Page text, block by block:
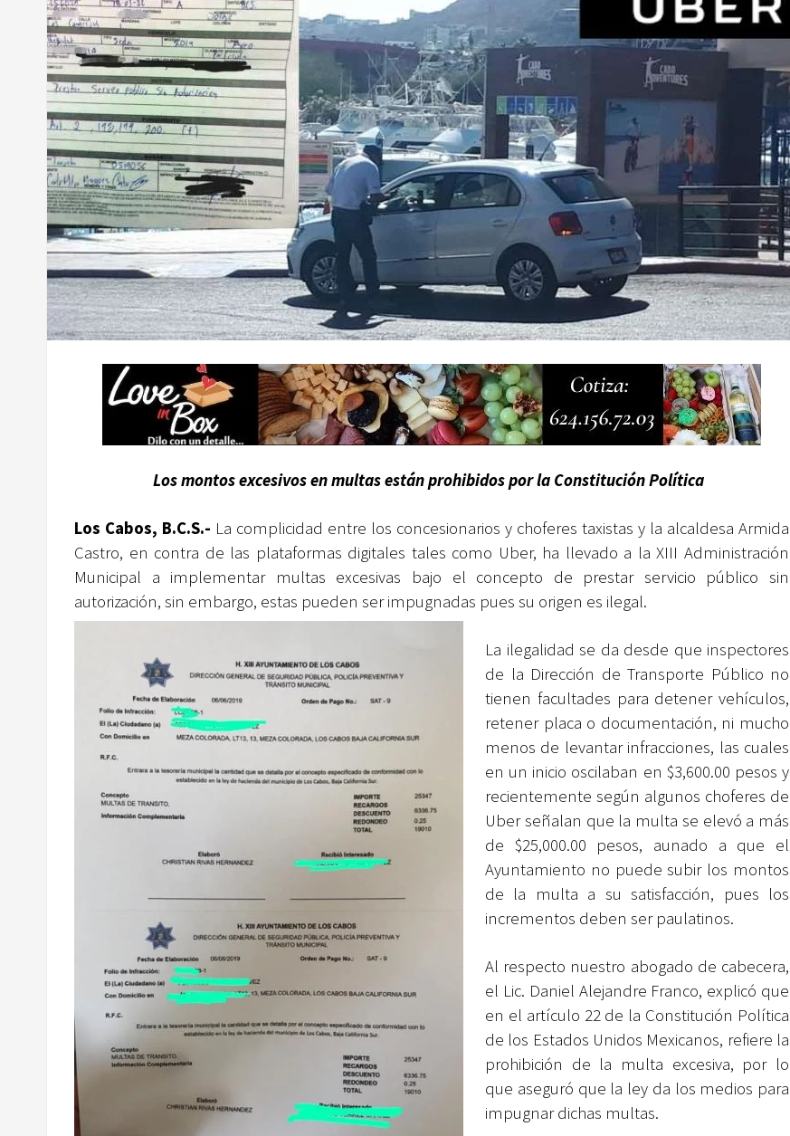
Los montos excesivos en multas están prohibidos por la Constitución Política
Los Cabos, B.C.S.- La complicidad entre los concesionarios y choferes taxistas y la alcaldesa Armida
Castro, en contra de las plataformas digitales tales como Uber, ha llevado a la XIII Administración
Municipal a implementar multas excesivas bajo el concepto de prestar servicio público sin
autorización, sin embargo, estas pueden ser impugnadas pues su origen es ilegal.
La ilegalidad se da desde que inspectores
de la Dirección de Transporte Público no
tienen facultades para detener vehículos,
retener placa o documentación, ni mucho
menos de levantar infracciones, las cuales
en un inicio oscilaban en $3,600.00 pesos y
recientemente según algunos choferes de
Uber señalan que la multa se elevó a más
de $25,000.00 pesos, aunado a que el
Ayuntamiento no puede subir los montos
de la multa a su satisfacción, pues los
incrementos deben ser paulatinos.
Al respecto nuestro abogado de cabecera,
el Lic. Daniel Alejandre Franco, explicó que
en el artículo 22 de la Constitución Política
de los Estados Unidos Mexicanos, refiere la
prohibición de la multa excesiva, por lo
que aseguró que la ley da los medios para
impugnar dichas multas.